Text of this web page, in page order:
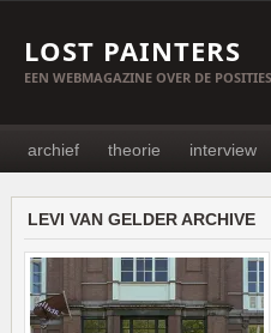
LOST PAINTERS
EEN WEBMAGAZINE OVER DE
archief theorie interview
LEVI VAN GELDER ARCHIVE